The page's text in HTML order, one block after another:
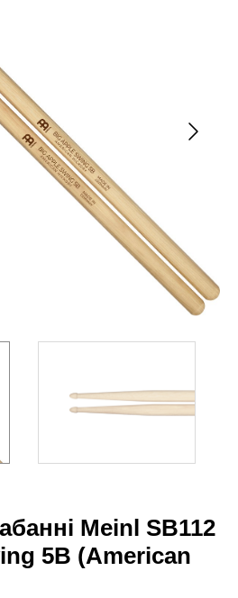
Meinl SB112
5B (American